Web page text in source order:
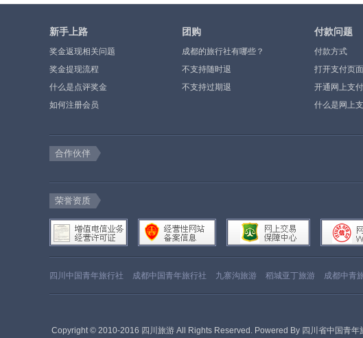
新手上路
奖金返现相关问题
奖金提现流程
什么是点评奖金
如何注册会员
团购
成都的旅行社有哪些？
不支持随时退
不支持过期退
付款问题
付款方式
打开支付页
示”或空白页
开通网上支
什么是网上
合作伙伴
荣誉资质
四川中国青年旅行社 成都中国青年旅行社 九寨沟旅游 稻城亚丁旅游 成都中青
Copyright © 2010-2016 四川旅游 All Rights Reserved. Powered By 四川省中国青